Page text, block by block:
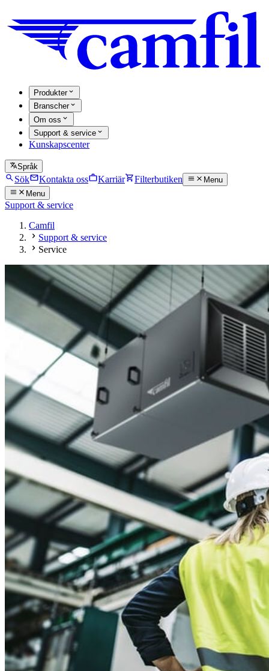
Produkter
Branscher
Om oss
Support & service
Kunskapscenter
Språk
Sök Kontakta oss Karriär Filterbutiken
Menu
Menu
Support & service
Camfil
Support & service
Service